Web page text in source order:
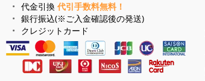
代金引換 代引手数料無料！
銀行振込(※ご入金確認後の発送)
クレジットカード